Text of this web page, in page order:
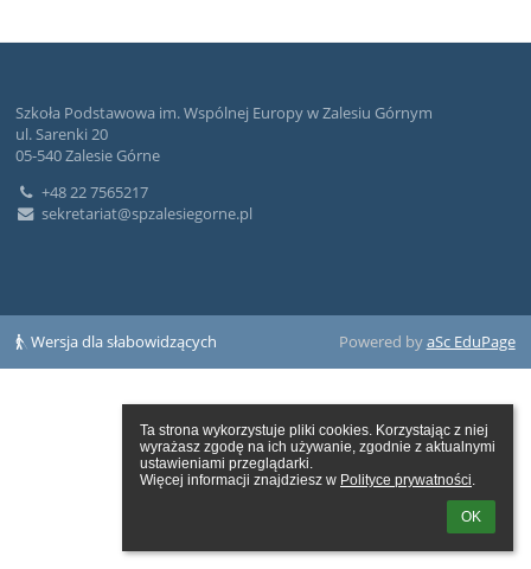
Ta strona wykorzystuje pliki cookies. Korzystając z niej
wyrażasz zgodę na ich używanie, zgodnie z aktualnymi
ustawieniami przeglądarki.
Więcej informacji znajdziesz w Polityce prywatności.
OK
Szkoła Podstawowa im. Wspólnej Europy w Zalesiu Górnym
ul. Sarenki 20
05-540 Zalesie Górne
+48 22 7565217
sekretariat@spzalesiegorne.pl
Wersja dla słabowidzących Powered byaSc EduPage